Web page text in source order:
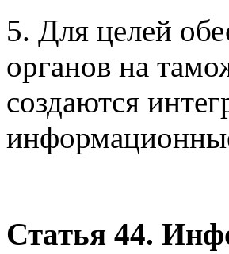
5. Для целей
органов на
создаются
Статья 44.